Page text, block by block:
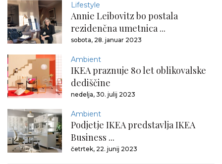
Lifestyle
Annie Leibovitz bo postala
rezidenčna umetnica ...
sobota, 28. januar 2023
Ambient
IKEA praznuje 80 let oblikovalske
dediščine
nedelja, 30. julij 2023
Ambient
Podjetje IKEA predstavlja IKEA
Business ...
četrtek, 22. junij 2023